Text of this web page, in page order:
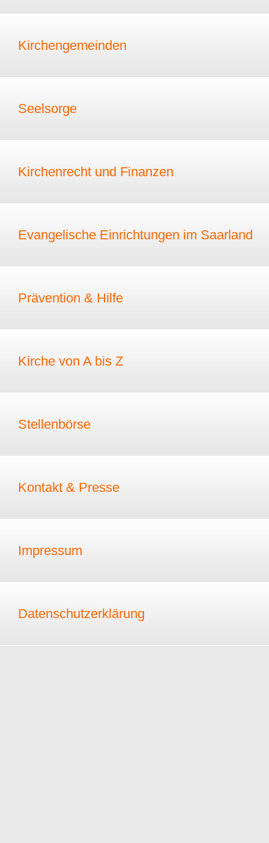
Kirchengemeinden
Seelsorge
Kirchenrecht und Finanzen
Evangelische Einrichtungen im Saarland
Prävention & Hilfe
Kirche von A bis Z
Stellenbörse
Kontakt & Presse
Impressum
Datenschutzerklärung